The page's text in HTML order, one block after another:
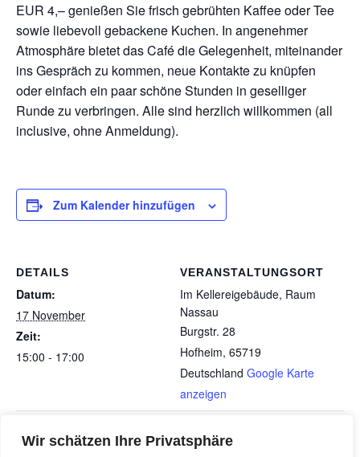
Wir schätzen Ihre Privatsphäre
EUR 4,– genießen Sie frisch gebrühten Kaffee oder Tee
sowie liebevoll gebackene Kuchen. In angenehmer
Atmosphäre bietet das Café die Gelegenheit, miteinander
ins Gespräch zu kommen, neue Kontakte zu knüpfen
oder einfach ein paar schöne Stunden in geselliger
Runde zu verbringen. Alle sind herzlich willkommen (all
inclusive, ohne Anmeldung).
Zum Kalender hinzufügen
DETAILS
Datum:
17 November
Zeit:
15:00 - 17:00
VERANSTALTUNGSORT
Im Kellereigebäude, Raum
Nassau
Burgstr. 28
Hofheim, 65719
Deutschland Google Karte
anzeigen
Tag des SNH-Ehrenamts mit
SNH-Vortrag Vorsorge und